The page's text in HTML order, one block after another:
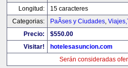
Longitud:
15 caracteres
Categorias:
PaÃ­ses y Ciudades,
Precio:
$550.00
Visitar!
hotelesasuncion.com
Serán consideradas